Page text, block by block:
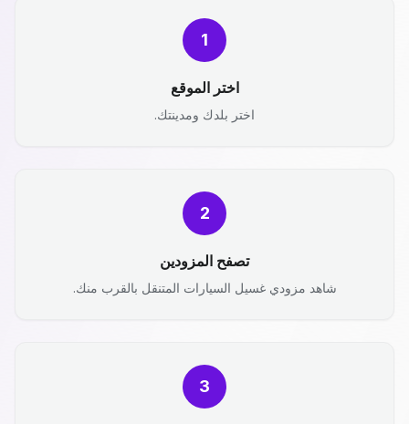
1
اختر الموقع
اختر بلدك ومدينتك.
2
تصفح المزودين
شاهد مزودي غسيل السيارات المتنقل بالقرب منك.
3